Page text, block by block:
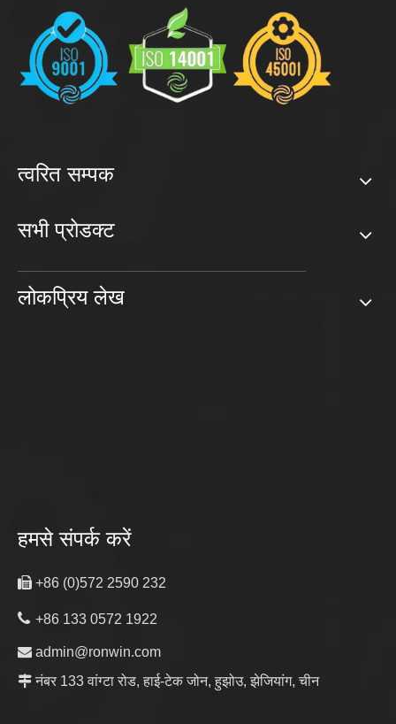
त्वरित सम्पक
सभी प्रोडक्ट
लोकप्रिय लेख
हमसे संपर्क करें
 +86 (0)572 2590 232
 +86 133 0572 1922
 admin@ronwin.com
 नंबर 133 वांग्टा रोड, हाई-टेक जोन, हुझोउ, झेजियांग, चीन